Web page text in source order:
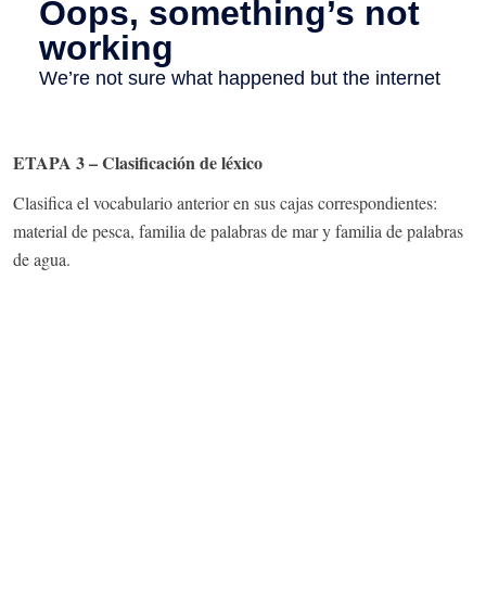
ETAPA 3 – Clasificación de léxico
Clasifica el vocabulario anterior en sus cajas correspondientes:
material de pesca, familia de palabras de mar y familia de palabras
de agua.